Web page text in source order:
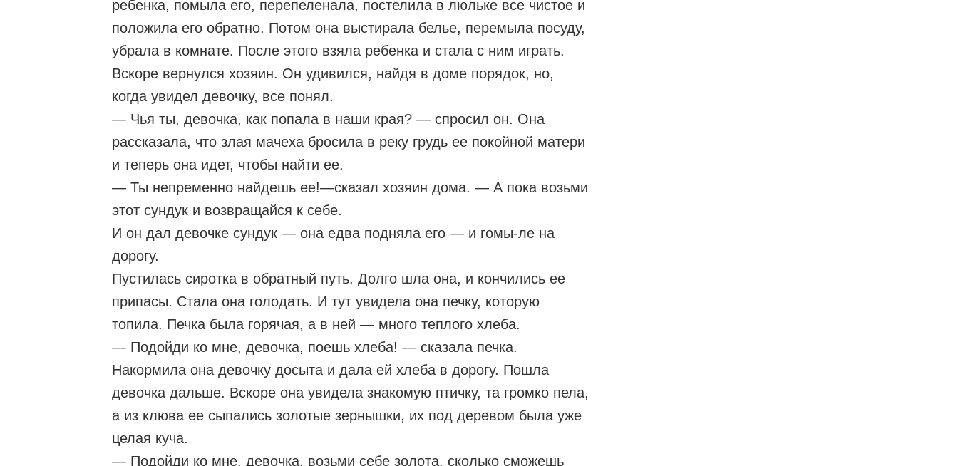
ребенка, помыла его, перепеленала, постелила в люльке все чистое и
положила его обратно. Потом она выстирала белье, перемыла посуду,
убрала в комнате. После этого взяла ребенка и стала с ним играть.
Вскоре вернулся хозяин. Он удивился, найдя в доме порядок, но,
когда увидел девочку, все понял.
— Чья ты, девочка, как попала в наши края? — спросил он. Она
рассказала, что злая мачеха бросила в реку грудь ее покойной матери
и теперь она идет, чтобы найти ее.
— Ты непременно найдешь ее!—сказал хозяин дома. — А пока возьми
этот сундук и возвращайся к себе.
И он дал девочке сундук — она едва подняла его — и гомы-ле на
дорогу.
Пустилась сиротка в обратный путь. Долго шла она, и кончились ее
припасы. Стала она голодать. И тут увидела она печку, которую
топила. Печка была горячая, а в ней — много теплого хлеба.
— Подойди ко мне, девочка, поешь хлеба! — сказала печка.
Накормила она девочку досыта и дала ей хлеба в дорогу. Пошла
девочка дальше. Вскоре она увидела знакомую птичку, та громко пела,
а из клюва ее сыпались золотые зернышки, их под деревом была уже
целая куча.
— Подойди ко мне, девочка, возьми себе золота, сколько сможешь